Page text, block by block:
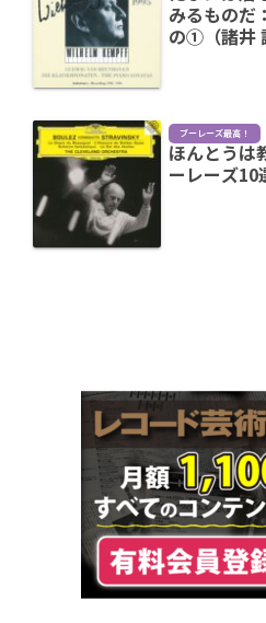
みるものだ
の①（諸井
ブーレーズ最高！
ほんとうは
ーレーズ10